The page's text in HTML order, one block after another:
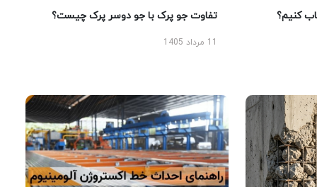
کنیم؟ تفاوت جو پرک با جو دوسر پرک چیست؟